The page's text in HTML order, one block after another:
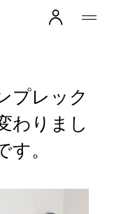
プレック
わりまし
。